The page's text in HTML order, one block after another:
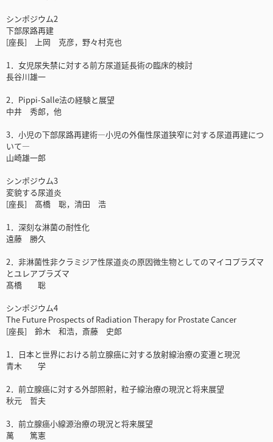
シンポジウム2
下部尿路再建
[座長] 上岡 克彦，野々村克也
1．女児尿失禁に対する前方尿道延長術の臨床的検討
長谷川雄一
2．Pippi-Salle法の経験と展望
中井 秀郎，他
3．小児の下部尿路再建術―小児の外傷性尿道狭窄に対する尿道再建につ
いて―
山崎雄一郎
シンポジウム3
変貌する尿道炎
[座長] 髙橋 聡，清田 浩
1．深刻な淋菌の耐性化
遠藤 勝久
2．非淋菌性非クラミジア性尿道炎の原因微生物としてのマイコプラズマ
とユレアプラズマ
髙橋 聡
シンポジウム4
The Future Prospects of Radiation Therapy for Prostate Cancer
[座長] 鈴木 和浩，斎藤 史郎
1．日本と世界における前立腺癌に対する放射線治療の変遷と現況
青木 学
2．前立腺癌に対する外部照射，粒子線治療の現況と将来展望
秋元 哲夫
3．前立腺癌小線源治療の現況と将来展望
萬 篤憲